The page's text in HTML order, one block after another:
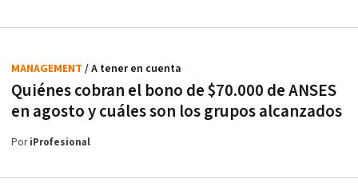
Quiénes cobran el bono de $70.000 de ANSES
en agosto y cuáles son los grupos alcanzados
MANAGEMENT / A tener en cuenta
PoriProfesional